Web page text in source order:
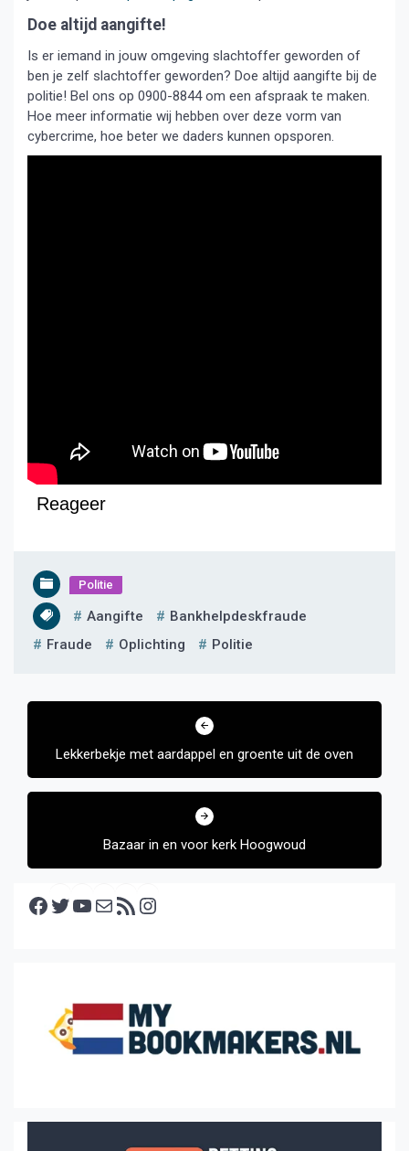
Doe altijd aangifte!
Is er iemand in jouw omgeving slachtoffer geworden of
ben je zelf slachtoffer geworden? Doe altijd aangifte bij de
politie! Bel ons op 0900-8844 om een afspraak te maken.
Hoe meer informatie wij hebben over deze vorm van
cybercrime, hoe beter we daders kunnen opsporen.
Reageer
Politie
Aangifte
Bankhelpdeskfraude
Fraude
Oplichting Politie
Bericht
Lekkerbekje met aardappel en groente uit de oven
Bazaar in en voor kerk Hoogwoud
Facebook Twitter YouTube E-mail RSS feed